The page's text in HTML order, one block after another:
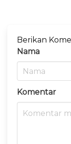
Berikan
Nama
Komentar